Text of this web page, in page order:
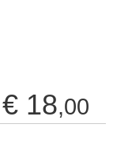
€ 18,00